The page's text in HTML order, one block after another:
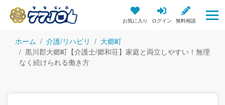
お気に入り ログイン 無料相談
ホーム 介護/リハビリ
大郷町
黒川郡大郷町【介護士/郷和荘】家庭と両立しやすい！無理
なく続けられる働き方